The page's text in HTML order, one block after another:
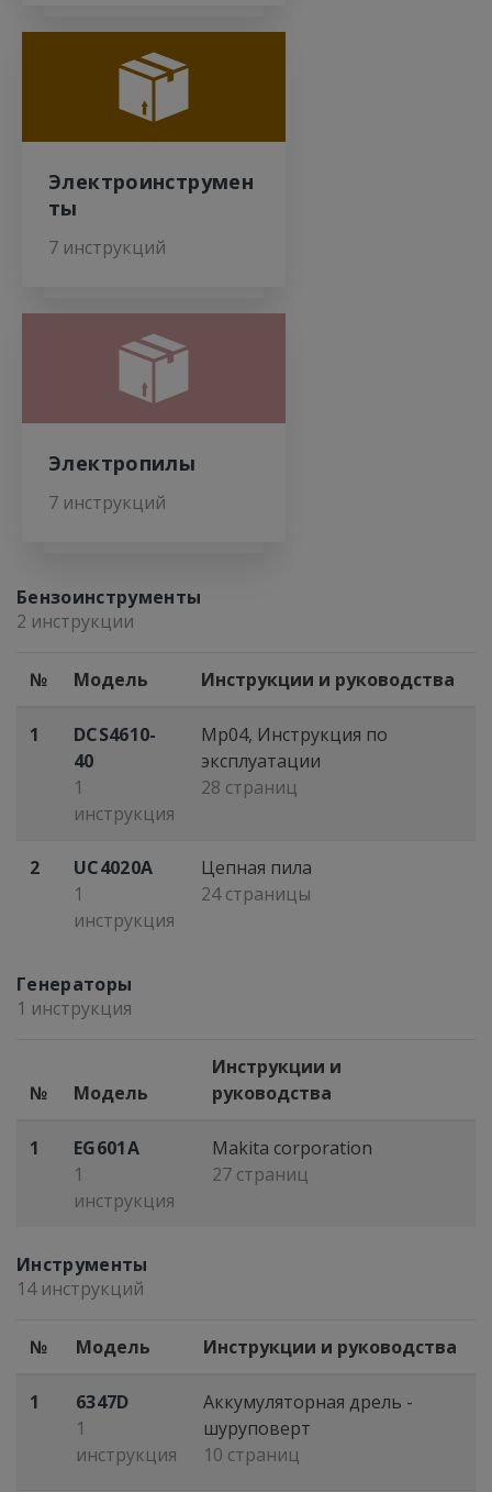
Электроинструмен
ты
7 инструкций
Электропилы
7 инструкций
Бензоинструменты
2 инструкции
№ Модель Инструкции и руководства
1
DCS4610-
40
1
инструкция
Mp04, Инcтрукция по
экcплуатации
28 страниц
2
UC4020A
1
инструкция
Цепная пила
24 страницы
Генераторы
1 инструкция
№ Модель
Инструкции и
руководства
1
EG601A
1
инструкция
Makita corporation
27 страниц
Инструменты
14 инструкций
№ Модель Инструкции и руководства
1
6347D
1
инструкция
Аккумуляторная дрель -
шуруповерт
10 страниц